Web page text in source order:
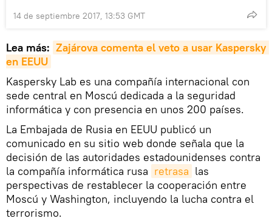
14 de septiembre 2017, 13:53 GMT
Lea más: Zajárova comenta el veto a usar Kaspersky
en EEUU
Kaspersky Lab es una compañía internacional con
sede central en Moscú dedicada a la seguridad
informática y con presencia en unos 200 países.
La Embajada de Rusia en EEUU publicó un
comunicado en su sitio web donde señala que la
decisión de las autoridades estadounidenses contra
la compañía informática rusa retrasa las
perspectivas de restablecer la cooperación entre
Moscú y Washington, incluyendo la lucha contra el
terrorismo.